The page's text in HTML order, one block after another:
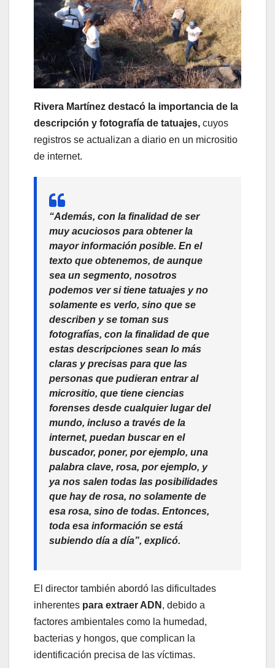
Rivera Martínez destacó la importancia de la
descripción y fotografía de tatuajes, cuyos
registros se actualizan a diario en un micrositio
de internet.
“Además, con la finalidad de ser
muy acuciosos para obtener la
mayor información posible. En el
texto que obtenemos, de aunque
sea un segmento, nosotros
podemos ver si tiene tatuajes y no
solamente es verlo, sino que se
describen y se toman sus
fotografías, con la finalidad de que
estas descripciones sean lo más
claras y precisas para que las
personas que pudieran entrar al
micrositio, que tiene ciencias
forenses desde cualquier lugar del
mundo, incluso a través de la
internet, puedan buscar en el
buscador, poner, por ejemplo, una
palabra clave, rosa, por ejemplo, y
ya nos salen todas las posibilidades
que hay de rosa, no solamente de
esa rosa, sino de todas. Entonces,
toda esa información se está
subiendo día a día”, explicó.
El director también abordó las dificultades
inherentes para extraer ADN , debido a
factores ambientales como la humedad,
bacterias y hongos, que complican la
identificación precisa de las víctimas.